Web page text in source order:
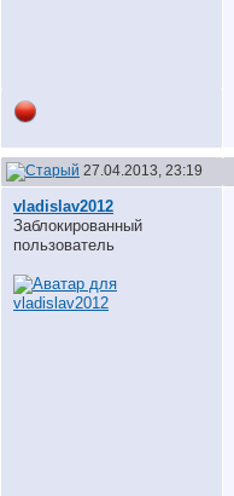
27.04.2013, 23:19
vladislav2012
Заблокированный
пользователь